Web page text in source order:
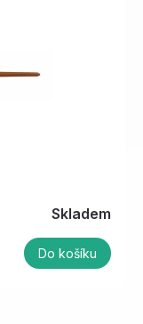
Skladem
Do košíku